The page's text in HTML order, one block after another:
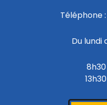
Téléphone :
Du lundi